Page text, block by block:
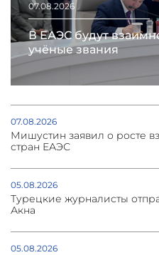
07.08.2026
В ЕАЭС будут
учёные звания
07.08.2026
Мишустин заявил о росте
стран ЕАЭС
05.08.2026
Турецкие журналисты
Акна
05.08.2026